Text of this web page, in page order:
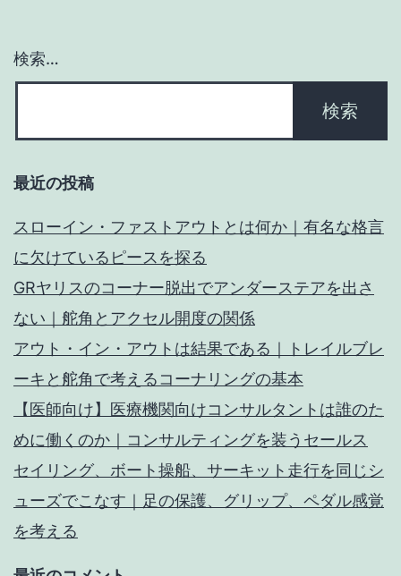
検索…
最近の投稿
スローイン・ファストアウトとは何か｜有名な格言
に欠けているピースを探る
GRヤリスのコーナー脱出でアンダーステアを出さ
ない｜舵角とアクセル開度の関係
アウト・イン・アウトは結果である｜トレイルブレ
ーキと舵角で考えるコーナリングの基本
【医師向け】医療機関向けコンサルタントは誰のた
めに働くのか｜コンサルティングを装うセールス
セイリング、ボート操船、サーキット走行を同じシ
ューズでこなす｜足の保護、グリップ、ペダル感覚
を考える